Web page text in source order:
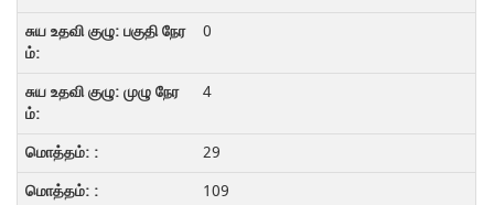
0
4
29
109